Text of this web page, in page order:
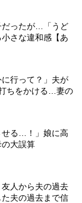
だったが…「うど
さな違和感【あ
に行って？」夫が
ちをかける…妻の
せる…！」娘に高
大誤算
友人から夫の過去
夫の過去まで信